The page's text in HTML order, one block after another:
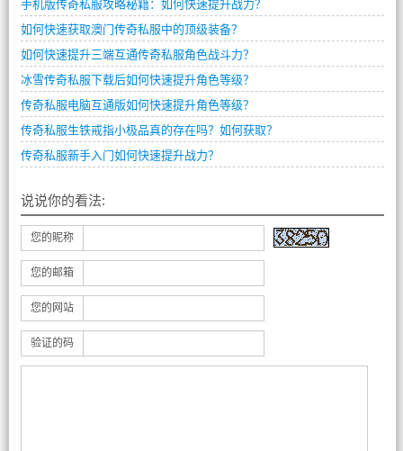
手机版传奇私服攻略秘籍：如何快速提升战力？
如何快速获取澳门传奇私服中的顶级装备？
如何快速提升三端互通传奇私服角色战斗力？
冰雪传奇私服下载后如何快速提升角色等级？
传奇私服电脑互通版如何快速提升角色等级？
传奇私服生铁戒指小极品真的存在吗？如何获取？
传奇私服新手入门如何快速提升战力？
说说你的看法:
您的昵称
您的邮箱
您的网站
验证的码